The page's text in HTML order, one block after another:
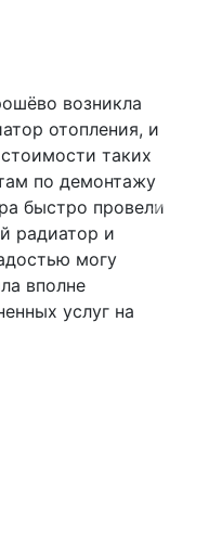
возникла
отопления, и
таких
по демонтажу
быстро провели
радиатор и
могу
вполне
услуг на